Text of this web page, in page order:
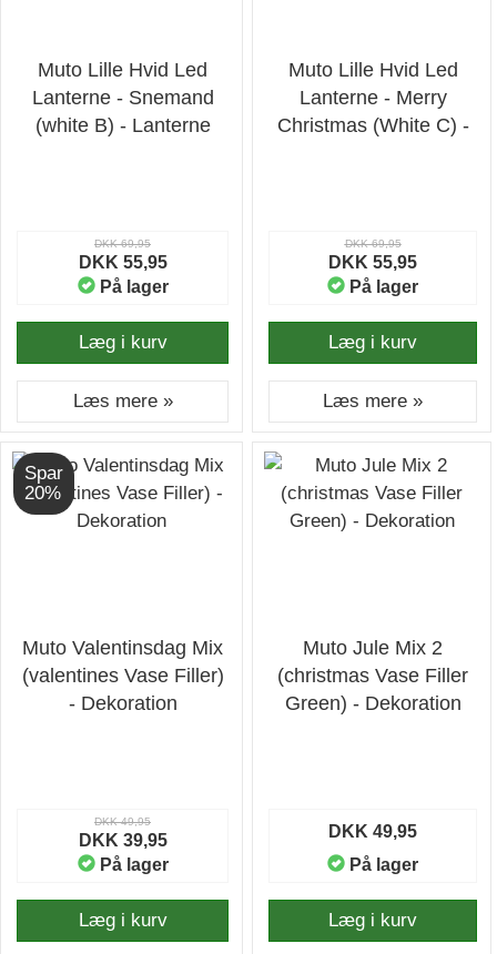
Muto Lille Hvid Led
Lanterne - Snemand
(white B) - Lanterne
DKK 69,95
DKK 55,95
På lager
Læg i kurv
Læs mere »
Muto Lille Hvid Led
Lanterne - Merry
Christmas (White C) -
DKK 69,95
DKK 55,95
På lager
Læg i kurv
Læs mere »
Spar
20%
Muto Valentinsdag Mix
(valentines Vase Filler)
- Dekoration
DKK 49,95
DKK 39,95
På lager
Læg i kurv
Muto Jule Mix 2
(christmas Vase Filler
Green) - Dekoration
DKK 49,95
På lager
Læg i kurv